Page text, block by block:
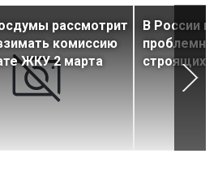
рассмотрит
комиссию
ЖКУ 2 марта
В России